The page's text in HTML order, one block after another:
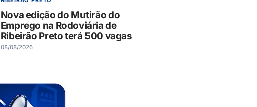
Nova edição do Mutirão do
Emprego na Rodoviária de
Ribeirão Preto terá 500 vagas
08/08/2026